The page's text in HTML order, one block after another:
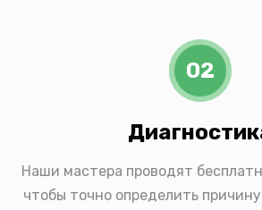
02
Наши мастера проводят
чтобы точно определить